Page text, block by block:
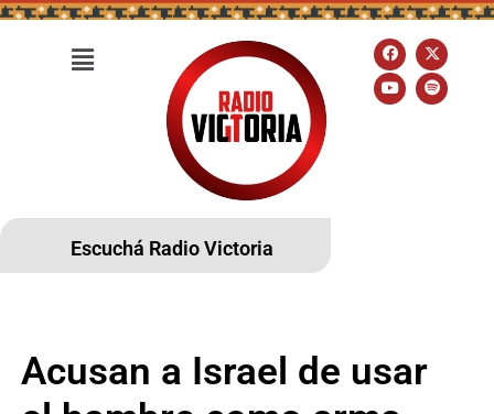
Escuchá Radio Victoria
Acusan a Israel de usar